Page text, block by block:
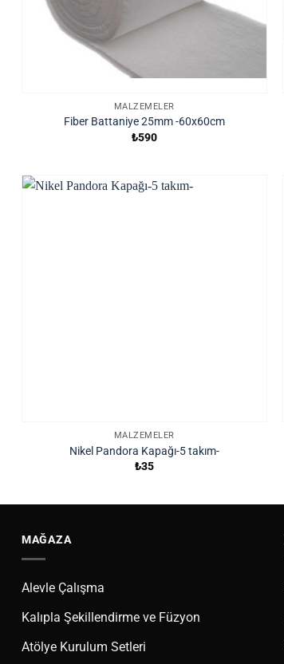
MALZEMELER
Fiber Battaniye 25mm -60x60cm
₺590
MALZEMELER
Nikel Pandora Kapağı-5 takım-
₺35
MAĞAZA
Alevle Çalışma
Kalıpla Şekillendirme ve Füzyon
Atölye Kurulum Setleri